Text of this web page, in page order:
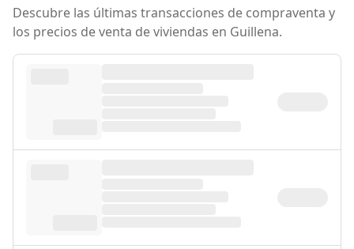
Descubre las últimas transacciones de compraventa y
los precios de venta de viviendas en Guillena.